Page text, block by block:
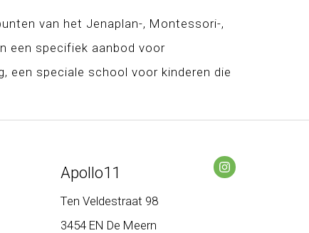
van het Jenaplan-, Montessori-,
een specifiek aanbod voor
een speciale school voor kinderen die
Apollo11
Ten Veldestraat 98
3454 EN De Meern